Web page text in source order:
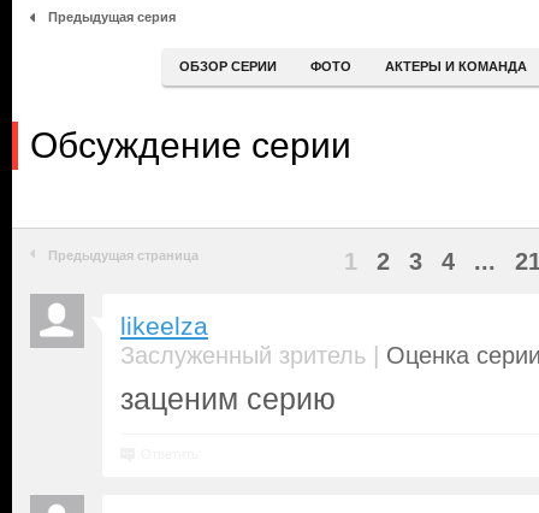
Предыдущая серия
ОБЗОР СЕРИИ ФОТО АКТЕРЫ И КОМАНДА
Обсуждение серии
Предыдущая страница 1 2 3 4 ...
likeelza
Заслуженный зритель | Оценка
заценим серию